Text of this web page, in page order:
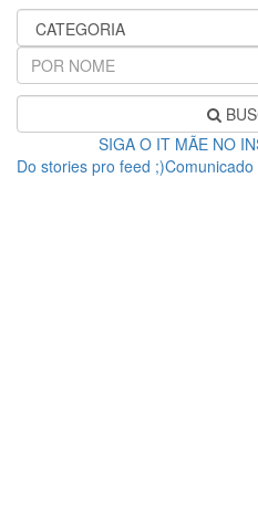
SIGA O IT MÃE NO
Do stories pro feed